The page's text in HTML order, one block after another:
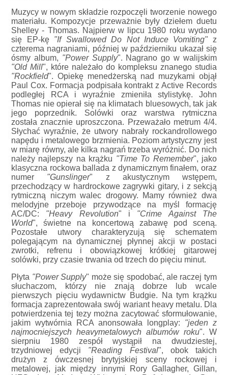
Muzycy w nowym składzie rozpoczęli tworzenie nowego
materiału. Kompozycje przeważnie były dziełem duetu
Shelley - Thomas. Najpierw w lipcu 1980 roku wydano
się EP-kę "If Swallowed Do Not Induce Vomiting" z
czterema nagraniami, później w październiku ukazał się
ósmy album, "Power Supply". Nagrano go w walijskim
"Old Mill", które należało do kompleksu znanego studia
"Rockfield". Opiekę menedżerską nad muzykami objął
Paul Cox. Formacja podpisała kontrakt z Active Records
podległej RCA i wyraźnie zmieniła stylistykę. John
Thomas nie opierał się na klimatach bluesowych, tak jak
jego poprzednik. Solówki oraz warstwa rytmiczna
została znacznie uproszczona. Przeważało metrum 4/4.
Słychać wyraźnie, że utwory nabrały rockandrollowego
napędu i metalowego brzmienia. Poziom artystyczny jest
w miarę równy, ale kilka nagrań trzeba wyróżnić. Do nich
należy najlepszy na krążku "Time To Remember", jako
klasyczna rockowa ballada z dynamicznym finałem, oraz
numer "Gunslinger" z akustycznym wstępem,
przechodzący w hardrockowe zagrywki gitary, i z sekcją
rytmiczną niczym walec drogowy. Mamy również dwa
melodyjne przeboje przywodzące na myśl formację
AC/DC: "Heavy Revolution" i "Crime Against The
World", świetne na koncertową zabawę pod sceną.
Pozostałe utwory charakteryzują się schematem
polegającym na dynamicznej płynnej akcji w postaci
zwrotki, refrenu i obowiązkowej krótkiej gitarowej
solówki, przy czasie trwania od trzech do pięciu minut.
Płyta "Power Supply" może się spodobać, ale raczej tym
słuchaczom, którzy nie znają dobrze lub wcale
pierwszych pięciu wydawnictw Budgie. Na tym krążku
formacja zaprezentowała swój wariant heavy metalu. Dla
potwierdzenia tej tezy można zacytować sformułowanie,
jakim wytwórnia RCA anonsowała longplay: "jeden z
najmocniejszych heavymetalowych albumów roku". W
sierpniu 1980 zespół wystąpił na dwudziestej,
trzydniowej edycji "Reading Festival", obok takich
drużyn z ówczesnej brytyjskiej sceny rockowej i
metalowej, jak między innymi Rory Gallagher, Gillan,